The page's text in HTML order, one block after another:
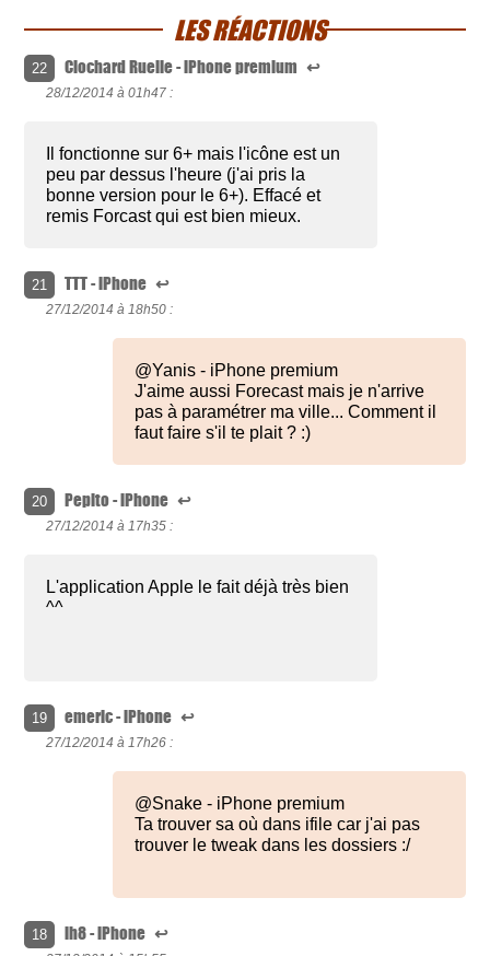
LES RÉACTIONS
22 Clochard Ruelle - iPhone premium ↩
28/12/2014 à 01h47 :
Il fonctionne sur 6+ mais l'icône est un
peu par dessus l'heure (j'ai pris la
bonne version pour le 6+). Effacé et
remis Forcast qui est bien mieux.
21 TTT - iPhone ↩
27/12/2014 à 18h50 :
@Yanis - iPhone premium
J'aime aussi Forecast mais je n'arrive
pas à paramétrer ma ville... Comment il
faut faire s'il te plait ? :)
20 Pepito - iPhone ↩
27/12/2014 à 17h35 :
L'application Apple le fait déjà très bien
^^
19 emeric - iPhone ↩
27/12/2014 à 17h26 :
@Snake - iPhone premium
Ta trouver sa où dans ifile car j'ai pas
trouver le tweak dans les dossiers :/
18 ih8 - iPhone ↩